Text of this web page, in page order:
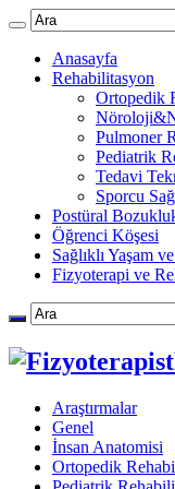
Anasayfa
Rehabilitasyon
Ortopedik
Pulmoner
Pediatrik
Tedavi
Sporcu
Postüral
Öğrenci Köşesi
Sağlıklı Yaşam
Fizyoterapi ve
Araştırmalar
Genel
İnsan Anatomisi
Ortopedik